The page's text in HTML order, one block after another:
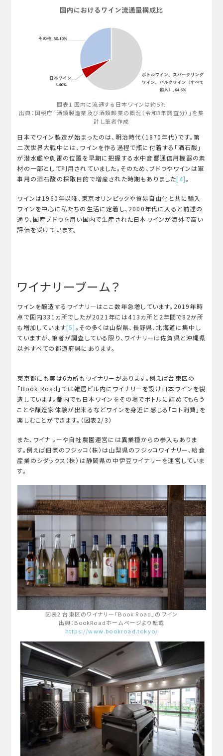
図表1 国内に流通する日本ワインは約5％
出典：国税庁「酒類製造業及び酒類卸業の概況（令和3年調査分）」を集
計し筆者作成
日本でワイン製造が始まったのは、明治時代（1870年代）です。第
二次世界大戦中には、ワインを作る過程で瓶に付着する「酒石酸」
が潜水艦や魚雷の位置を早期に把握する水中音響通信用機器の素
材の一部として利用されていました。そのため、ブドウやワインは軍
事用の酒石酸の採取目的で増産された時期もありました[4]。
ワインは1960年以降、東京オリンピックや貿易自由化と共に輸入
ワインを中心に私たちの生活に定着し、2000年代に入ると前述の
通り、国産ブドウを用い国内で生産された日本ワインが海外で高い
評価を受けています。
ワイナリーブーム？
ワインを醸造するワイナリ―はここ数年急増しています。2019年時
点で国内331カ所でしたが2021年には413カ所と2年間で82か所
も増加しています[5]。その多くは山梨県、長野県、北海道に集中し
ていますが、筆者が調査している限り、ワイナリーは佐賀県と沖縄県
以外すべての都道府県にあります。
東京都にも実は6カ所もワイナリーがあります。例えば台東区の
「Book Road」では雑居ビル内にワイナリーを設け日本ワインを製
造しています。都内でも日本ワインをその場でボトルに詰めてもらう
ことや醸造家体験が出来るなどワインを身近に感じる「コト消費」を
楽しむことができます。（図表2/3）
また、ワイナリーや自社農園運営には異業種からの参入もありま
す。例えば佃煮のフジッコ（株）は山梨県のフジッコワイナリー、給食
産業のシダックス（株）は静岡県の中伊豆ワイナリーを運営していま
す。
図表2 台東区のワイナリー「Book Road」のワイン
出典：BookRoadホームページより転載
https://www.bookroad.tokyo/